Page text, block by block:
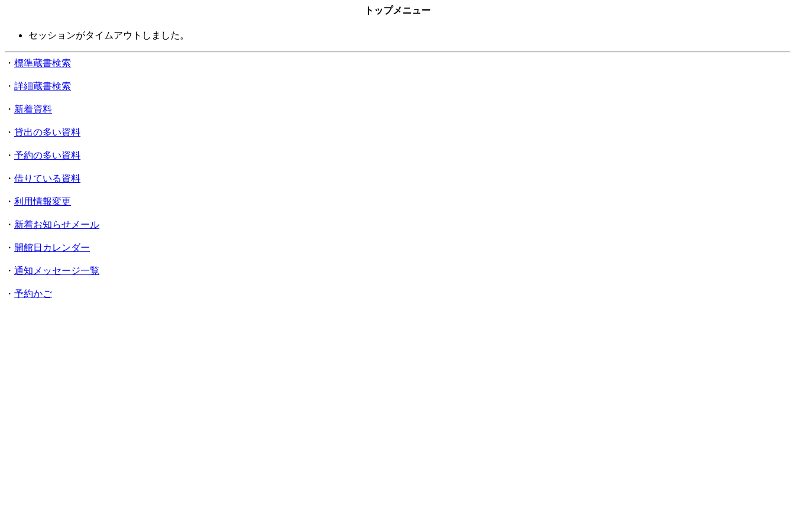
トップメニュー
セッションがタイムアウトしました。
・ 標準蔵書検索
・ 詳細蔵書検索
・ 新着資料
・ 貸出の多い資料
・ 予約の多い資料
・ 借りている資料
・ 利用情報変更
・ 新着お知らせメール
・ 開館日カレンダー
・ 通知メッセージ一覧
・ 予約かご